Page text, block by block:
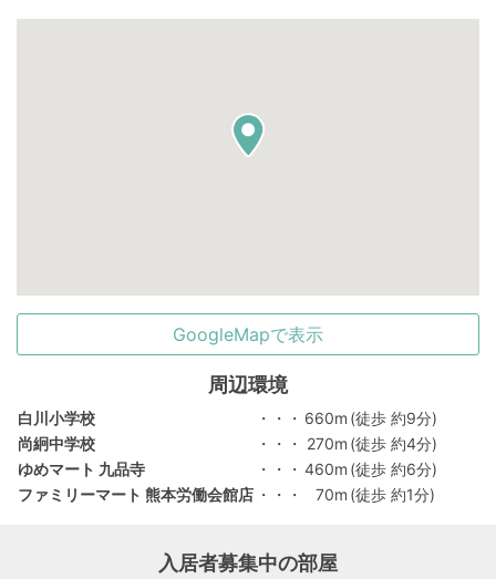
GoogleMapで表示
周辺環境
白川小学校 ・・・ 660m (徒歩 約9分)
尚絅中学校
・・・ 270m (徒歩 約4分)
ゆめマート 九品寺
・・・ 460m (徒歩 約6分)
ファミリーマート 熊本労働会館店 ・・・ 70m (徒歩 約1分)
入居者募集中の部屋